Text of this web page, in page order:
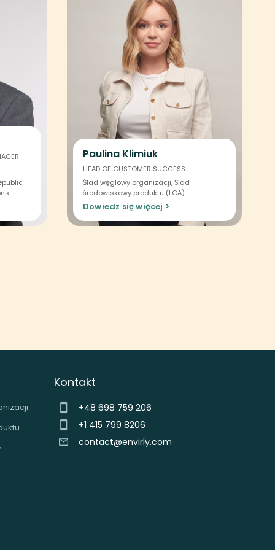
Paulina Klimiuk
HEAD OF CUSTOMER SUCCESS
Ślad węglowy organizacji, Ślad
środowiskowy produktu (LCA)
Dowiedz się więcej >
Kontakt
+48 698 759 206
+1 415 799 8206
contact@envirly.com